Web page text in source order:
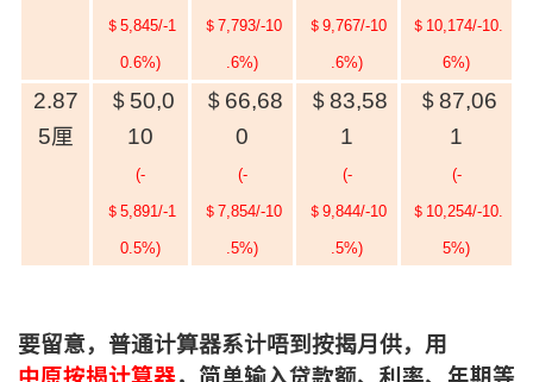
＄5,845/-1
0.6%)
＄7,793/-10
.6%)
＄9,767/-10
.6%)
＄10,174/-10.
6%)
2.87
5厘
＄50,0
10
(-
＄5,891/-1
0.5%)
＄66,68
0
(-
＄7,854/-10
.5%)
＄83,58
1
(-
＄9,844/-10
.5%)
＄87,06
1
(-
＄10,254/-10.
5%)
要留意，普通计算器系计唔到按揭月供，用
中原按揭计算器，简单输入贷款额、利率、年期等